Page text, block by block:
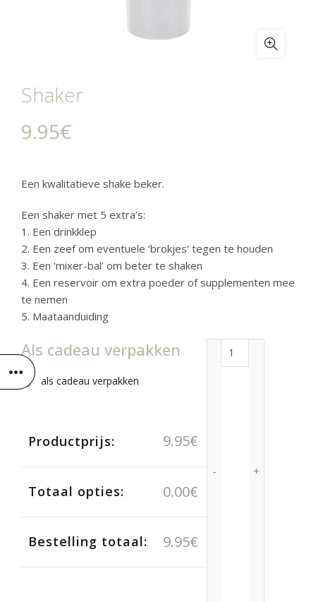
Shaker
9.95€
Een kwalitatieve shake beker.
Een shaker met 5 extra’s:
1. Een drinkklep
2. Een zeef om eventuele ‘brokjes’ tegen te houden
3. Een ‘mixer-bal’ om beter te shaken
4. Een reservoir om extra poeder of supplementen mee
te nemen
5. Maataanduiding
Als cadeau verpakken
als cadeau verpakken
Productprijs: 9.95€
Totaal opties: 0.00€
Bestelling totaal: 9.95€